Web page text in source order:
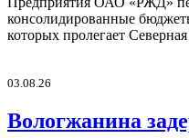
консолидированные
которых пролегает
03.08.26
Вологжанина